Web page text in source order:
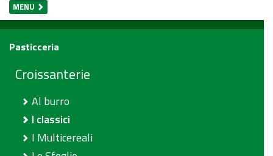
MENU
Pasticceria
Croissanterie
Al burro
I classici
I Multicereali